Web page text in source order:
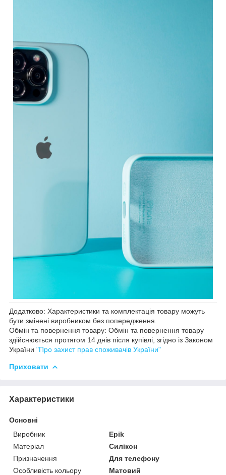
Додатково: Характеристики та комплектація товару можуть
бути змінені виробником без попередження.
Обмін та повернення товару: Обмін та повернення товару
здійснюється протягом 14 днів після купівлі, згідно із Законом
України "Про захист прав споживачів України"
Приховати
Характеристики
Основні
Виробник
Epik
Матеріал
Силікон
Призначення
Для телефону
Особливість кольору
Матовий